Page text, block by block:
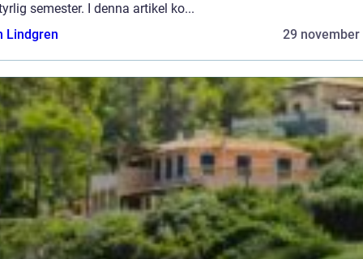
semester. I denna artikel ko...
Lindgren
29 november